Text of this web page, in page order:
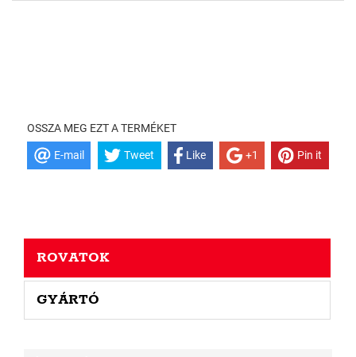
OSSZA MEG EZT A TERMÉKET
E-mail Tweet Like +1 Pin it
ROVATOK
GYÁRTÓ